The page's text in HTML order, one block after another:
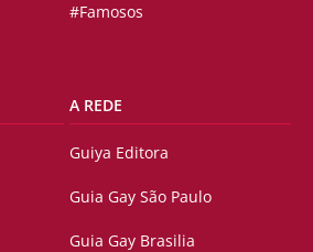
#Famosos
A REDE
Guiya Editora
Guia Gay São Paulo
Guia Gay Brasilia